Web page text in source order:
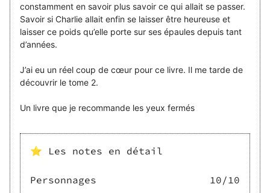
constamment en savoir plus savoir ce qui allait se passer.
Savoir si Charlie allait enfin se laisser être heureuse et
laisser ce poids qu’elle porte sur ses épaules depuis tant
d’années.
J’ai eu un réel coup de cœur pour ce livre. Il me tarde de
découvrir le tome 2.
Un livre que je recommande les yeux fermés
⭐ Les notes en détail
Personnages 10/10